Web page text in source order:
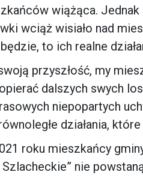
wiążąca.
wciąż wisiało nad
to ich realne
przyszłość, my
dalszych swych
niepopartych
działania,
roku mieszkańcy
Szlacheckie” nie